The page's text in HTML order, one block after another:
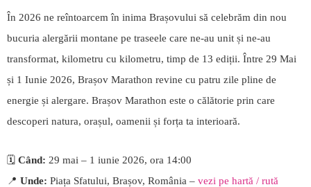
În 2026 ne reîntoarcem în inima Brașovului să celebrăm din nou
bucuria alergării montane pe traseele care ne-au unit și ne-au
transformat, kilometru cu kilometru, timp de 13 ediții. Între 29 Mai
și 1 Iunie 2026, Brașov Marathon revine cu patru zile pline de
energie și alergare. Brașov Marathon este o călătorie prin care
descoperi natura, orașul, oamenii și forța ta interioară.
🗓️ Când: 29 mai – 1 iunie 2026, ora 14:00
📍 Unde: Piața Sfatului, Brașov, România – vezi pe hartă / rută